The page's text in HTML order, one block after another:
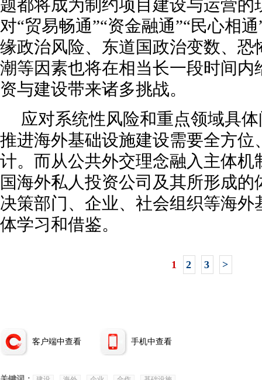
题都将成为制约项目建设与运营的
对“贸易畅通”“资金融通”“民心相
缘政治风险、东道国政治变数、恐
潮等因素也将在相当长一段时间内
资与建设带来诸多挑战。
应对系统性风险和重点领域具
推进海外基础设施建设需要全方位
计。而从公共外交理念融入主体机
国海外私人投资公司及其所形成
决策部门、企业、社会组织等海外
体学习和借鉴。
1 2 3 >
客户端中查看 手机中查看